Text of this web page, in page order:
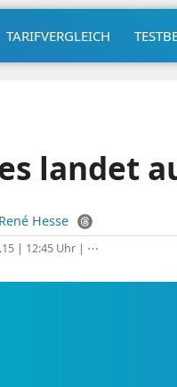
TARIFVERGLEICH
landet
René Hesse
| 12:45 Uhr| ⋯